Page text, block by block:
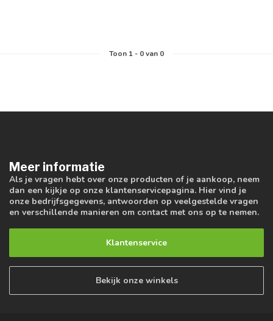
Toon 1- 0van 0
Meer informatie
Als je vragen hebt over onze producten of je aankoop, neem
dan een kijkje op onze klantenservicepagina. Hier vind je
onze bedrijfsgegevens, antwoorden op veelgestelde vragen
en verschillende manieren om contact met ons op te nemen.
Klantenservice
Bekijk onze winkels